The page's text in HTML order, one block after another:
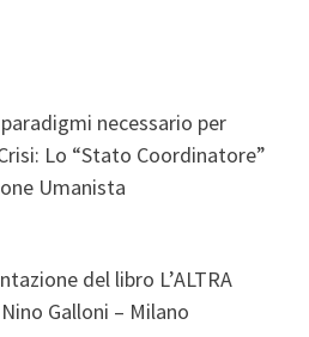
necessario per
Lo “Stato Coordinatore”
Umanista
del libro L’ALTRA
Galloni – Milano